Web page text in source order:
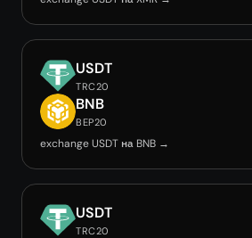
USDT
TRC20
BNB
BEP20
exchange USDT на BNB →
USDT
TRC20